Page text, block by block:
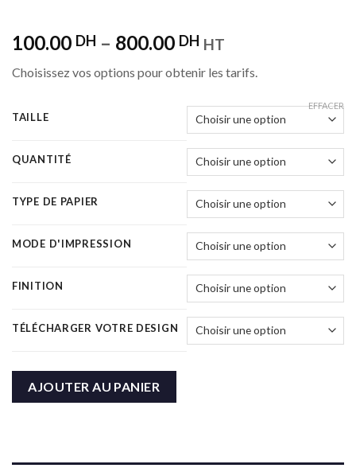
100.00 DH – 800.00 DH HT
Choisissez vos options pour obtenir les tarifs.
TAILLE
QUANTITÉ
TYPE DE PAPIER
MODE D'IMPRESSION
FINITION
TÉLÉCHARGER VOTRE DESIGN
EFFACER
AJOUTER AU PANIER